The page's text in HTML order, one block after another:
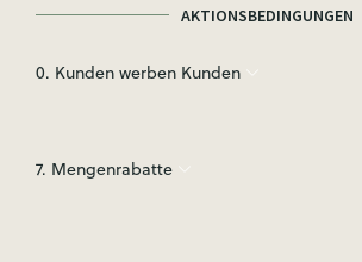
AKTIONSBEDINGUNGEN
0. Kunden werben Kunden
7. Mengenrabatte